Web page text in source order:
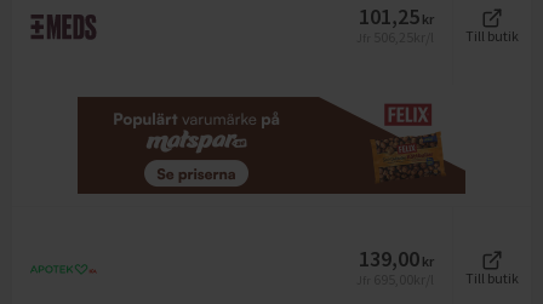
101,25 kr
Till butik
139,00 kr
Till butik